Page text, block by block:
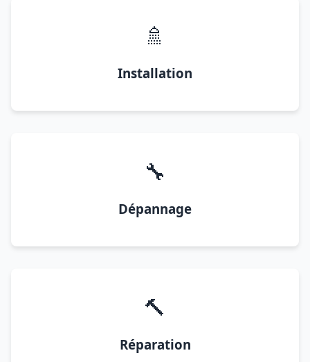
🚿
Installation
🔧
Dépannage
🔨
Réparation